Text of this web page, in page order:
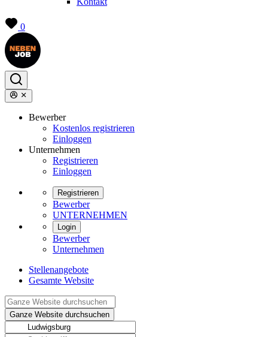
0
Bewerber
Kostenlos registrieren
Einloggen
Unternehmen
Registrieren
Einloggen
Registrieren
Bewerber
UNTERNEHMEN
Login
Bewerber
Unternehmen
Stellenangebote
Gesamte Website